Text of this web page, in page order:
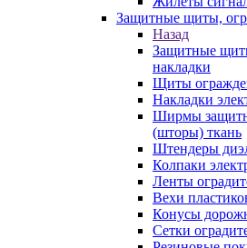
Защитные щиты,
Назад
Защитные
накладки
Щиты
Накладки
Ширмы
(шторы) ткань
Штендеры
Колпаки
Ленты
Вехи
Конусы
Сетки